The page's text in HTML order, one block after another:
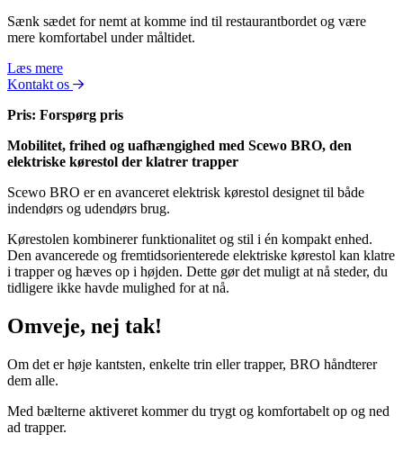
Sænk sædet for nemt at komme ind til restaurantbordet og være
mere komfortabel under måltidet.
Læs mere
Kontakt os
Pris: Forspørg pris
Mobilitet, frihed og uafhængighed med Scewo BRO, den
elektriske kørestol der klatrer trapper
Scewo BRO er en avanceret elektrisk kørestol designet til både
indendørs og udendørs brug.
Kørestolen kombinerer funktionalitet og stil i én kompakt enhed.
Den avancerede og fremtidsorienterede elektriske kørestol kan klatre
i trapper og hæves op i højden. Dette gør det muligt at nå steder, du
tidligere ikke havde mulighed for at nå.
Omveje, nej tak!
Om det er høje kantsten, enkelte trin eller trapper, BRO håndterer
dem alle.
Med bælterne aktiveret kommer du trygt og komfortabelt op og ned
ad trapper.